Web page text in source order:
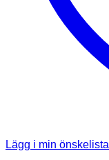
Lägg i min önskelista